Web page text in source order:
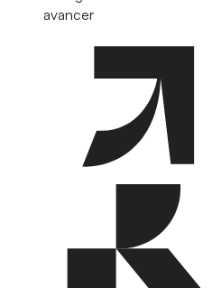
avancer